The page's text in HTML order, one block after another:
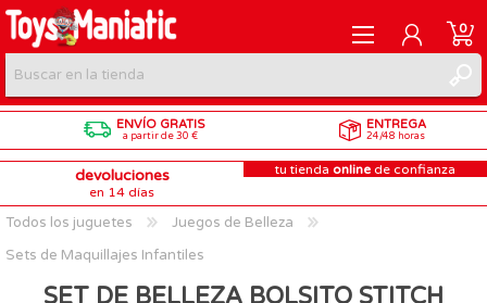
REGISTRARME
INICIAR SESIÓN
0
ENVÍO GRATIS
a partir de 30 €
ENTREGA
24/48 horas
devoluciones
en 14 días
tu tienda online de confianza
Todos los juguetes
Juegos de Belleza
Sets de Maquillajes Infantiles
SET DE BELLEZA BOLSITO STITCH